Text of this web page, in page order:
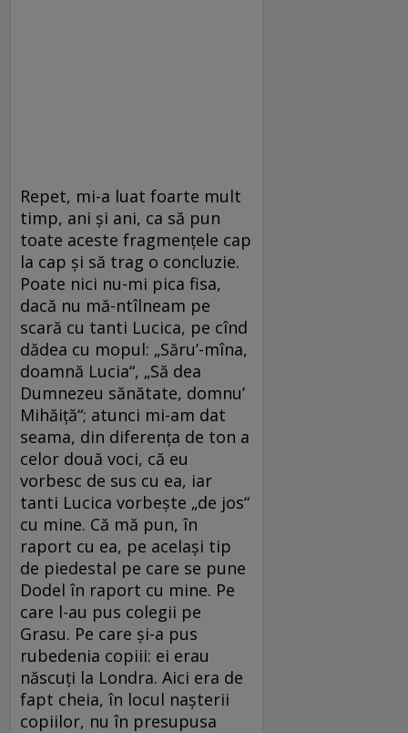
Repet, mi-a luat foarte mult
timp, ani și ani, ca să pun
toate aceste fragmențele cap
la cap și să trag o concluzie.
Poate nici nu-mi pica fisa,
dacă nu mă-ntîlneam pe
scară cu tanti Lucica, pe cînd
dădea cu mopul: „Săru’-mîna,
doamnă Lucia“, „Să dea
Dumnezeu sănătate, domnu’
Mihăiță“; atunci mi-am dat
seama, din diferența de ton a
celor două voci, că eu
vorbesc de sus cu ea, iar
tanti Lucica vorbește „de jos“
cu mine. Că mă pun, în
raport cu ea, pe același tip
de piedestal pe care se pune
Dodel în raport cu mine. Pe
care l-au pus colegii pe
Grasu. Pe care și-a pus
rubedenia copiii: ei erau
născuți la Londra. Aici era de
fapt cheia, în locul nașterii
copiilor, nu în presupusa